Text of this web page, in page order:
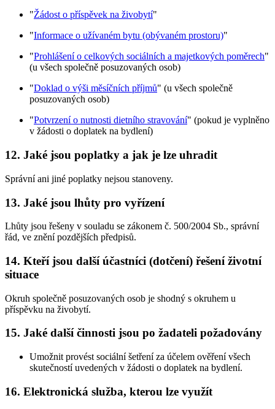
"Žádost o příspěvek na živobytí"
"Informace o užívaném bytu (obývaném prostoru)"
"Prohlášení o celkových sociálních a majetkových poměrech"
(u všech společně posuzovaných osob)
"Doklad o výši měsíčních příjmů" (u všech společně
posuzovaných osob)
"Potvrzení o nutnosti dietního stravování" (pokud je vyplněno
v žádosti o doplatek na bydlení)
12. Jaké jsou poplatky a jak je lze uhradit
Správní ani jiné poplatky nejsou stanoveny.
13. Jaké jsou lhůty pro vyřízení
Lhůty jsou řešeny v souladu se zákonem č. 500/2004 Sb., správní
řád, ve znění pozdějších předpisů.
14. Kteří jsou další účastníci (dotčení) řešení životní
situace
Okruh společně posuzovaných osob je shodný s okruhem u
příspěvku na živobytí.
15. Jaké další činnosti jsou po žadateli požadovány
Umožnit provést sociální šetření za účelem ověření všech
skutečností uvedených v žádosti o doplatek na bydlení.
16. Elektronická služba, kterou lze využít